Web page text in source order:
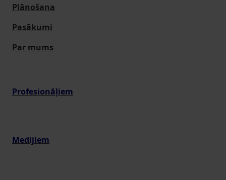
Plānošana
Pasākumi
Par mums
Profesionāļiem
Medijiem